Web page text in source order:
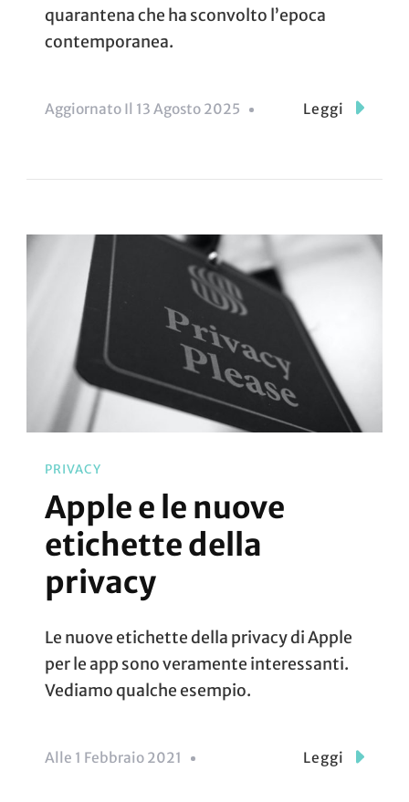
quarantena che ha sconvolto l’epoca
contemporanea.
Aggiornato Il 13 Agosto 2025 Leggi
PRIVACY
Apple e le nuove
etichette della
privacy
Le nuove etichette della privacy di Apple
per le app sono veramente interessanti.
Vediamo qualche esempio.
Alle 1 Febbraio 2021 Leggi